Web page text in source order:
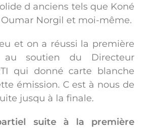
d anciens tels que Koné
Oumar Norgil et moi-même.
et on a réussi la première
au soutien du Directeur
qui donné carte blanche
émission. C est à nous de
jusqu à la finale.
suite à la première